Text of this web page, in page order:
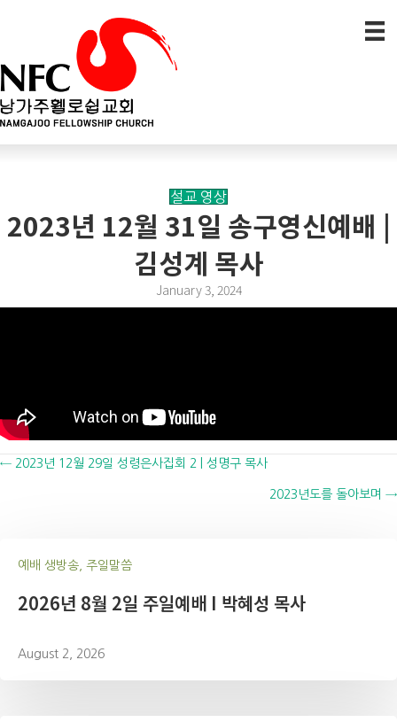
설교 영상
2023년 12월 31일 송구영신예배 |
김성계 목사
January 3, 2024
Posts
← 2023년 12월 29일 성령은사집회 2 | 성명구 목사
2023년도를 돌아보며 →
예배 생방송, 주일말씀
2026년 8월 2일 주일예배 I 박혜성 목사
August 2, 2026